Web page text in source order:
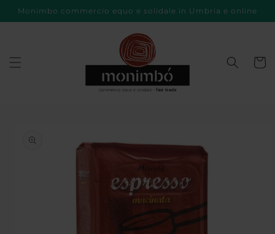
direttamente
ai contenuti
Monimbo commercio equo e solidale in Umbria e online
sul prodotto